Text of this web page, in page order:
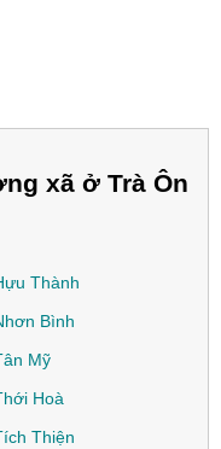
xã ở Trà Ôn
Thành
Bình
Mỹ
Hoà
Thiện